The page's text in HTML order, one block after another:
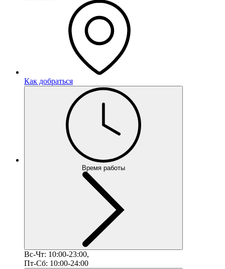
Как добраться
Время работы
Вс-Чт: 10:00-23:00,
Пт-Сб: 10:00-24:00